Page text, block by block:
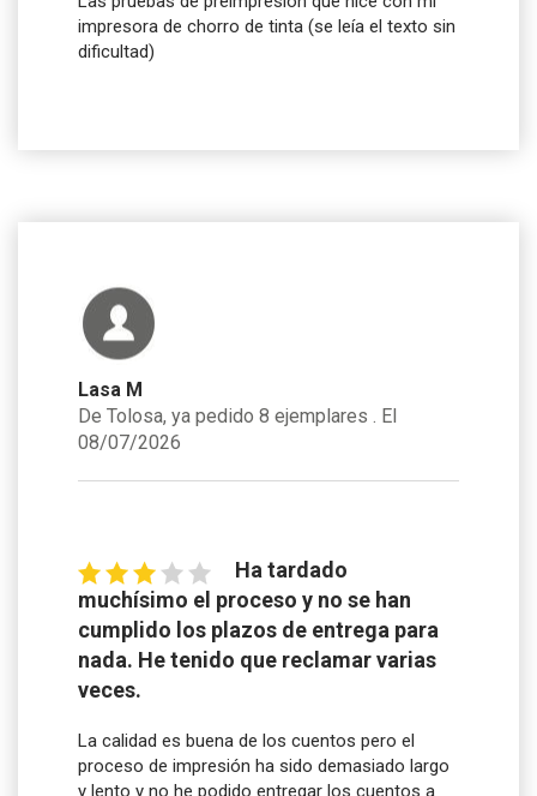
impresora de chorro de tinta (se leía el texto sin
dificultad)
Lasa M
De Tolosa, ya pedido 8 ejemplares . El
08/07/2026
Ha tardado
muchísimo el proceso y no se han
cumplido los plazos de entrega para
nada. He tenido que reclamar varias
veces.
La calidad es buena de los cuentos pero el
proceso de impresión ha sido demasiado largo
y lento y no he podido entregar los cuentos a